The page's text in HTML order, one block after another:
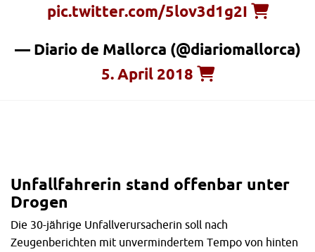
pic.twitter.com/5lov3d1g2I
— Diario de Mallorca (@diariomallorca)
5. April 2018
Unfallfahrerin stand offenbar unter
Drogen
Die 30-jährige Unfallverursacherin soll nach
Zeugenberichten mit unvermindertem Tempo von hinten